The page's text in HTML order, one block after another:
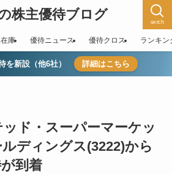
株主優待ブログ serch
庫 優待ニュース 優待クロス ランキン
を新設（他6社） 詳細はこちら
ド・スーパーマーケッ
ルディングス(3222)から
到着